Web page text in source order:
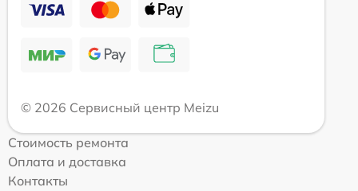
© 2026 Сервисный центр Meizu
Стоимость ремонта
Оплата и доставка
Контакты